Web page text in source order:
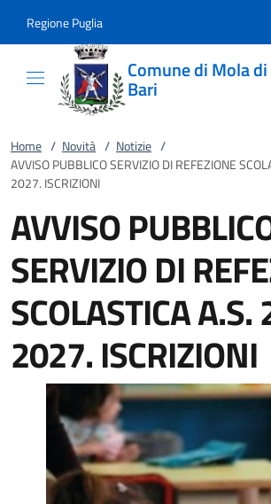
Regione Puglia
Comune di Mola di
Bari
Home / Novità / Notizie /
AVVISO PUBBLICO SERVIZIO DI REFEZIONE
2027. ISCRIZIONI
AVVISO
SERVIZIO DI
SCOLASTICA
2027. ISCRIZIONI